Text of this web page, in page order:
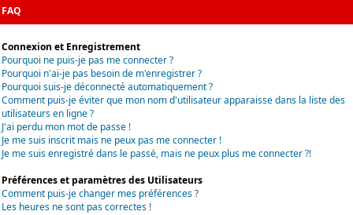
FAQ
Connexion et Enregistrement
Pourquoi ne puis-je pas me connecter ?
Pourquoi n'ai-je pas besoin de m'enregistrer ?
Pourquoi suis-je déconnecté automatiquement ?
Comment puis-je éviter que mon nom d'utilisateur apparaisse dans la liste des
utilisateurs en ligne ?
J'ai perdu mon mot de passe !
Je me suis inscrit mais ne peux pas me connecter !
Je me suis enregistré dans le passé, mais ne peux plus me connecter ?!
Préférences et paramètres des Utilisateurs
Comment puis-je changer mes préférences ?
Les heures ne sont pas correctes !